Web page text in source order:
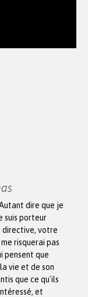
dire que je
suis porteur
directive, votre
risquerai pas
pensent que
vie et de son
que ce qu'ils
et